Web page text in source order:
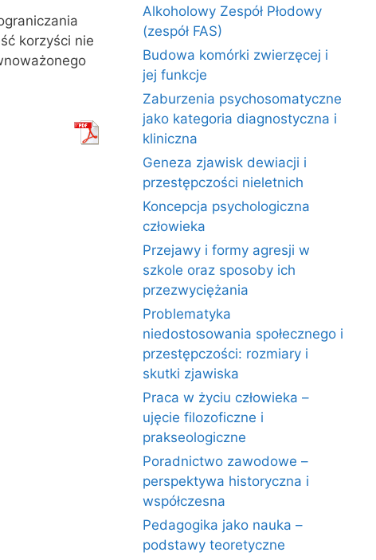
korzyści nie
Alkoholowy Zespół Płodowy
(zespół FAS)
Budowa komórki zwierzęcej i
jej funkcje
Zaburzenia psychosomatyczne
jako kategoria diagnostyczna i
kliniczna
Geneza zjawisk dewiacji i
przestępczości nieletnich
Koncepcja psychologiczna
człowieka
Przejawy i formy agresji w
szkole oraz sposoby ich
przezwyciężania
Problematyka
niedostosowania społecznego i
przestępczości: rozmiary i
skutki zjawiska
Praca w życiu człowieka –
ujęcie filozoficzne i
prakseologiczne
Poradnictwo zawodowe –
perspektywa historyczna i
współczesna
Pedagogika jako nauka –
podstawy teoretyczne